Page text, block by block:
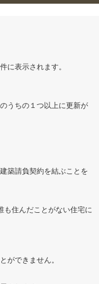
に表示されます。
うちの１つ以上に更新が
築請負契約を結ぶことを
も住んだことがない住宅に
ができません。